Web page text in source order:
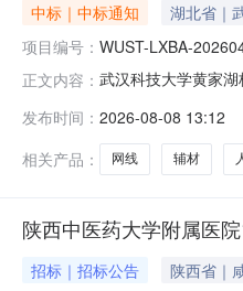
中标｜中标通知 湖北省｜
项目编号： WUST-LXBA-
正文内容： 武汉科技大学黄家
技术参数超六类室
脸平板
发布时间： 2026-08-08 13:12
相关产品：
网线 辅材
陕西中医药大学附属医
招标｜招标公告 陕西省｜